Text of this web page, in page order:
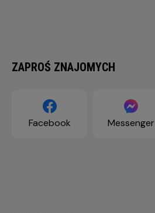
ZAPROŚ ZNAJOMYCH
Facebook Messenger